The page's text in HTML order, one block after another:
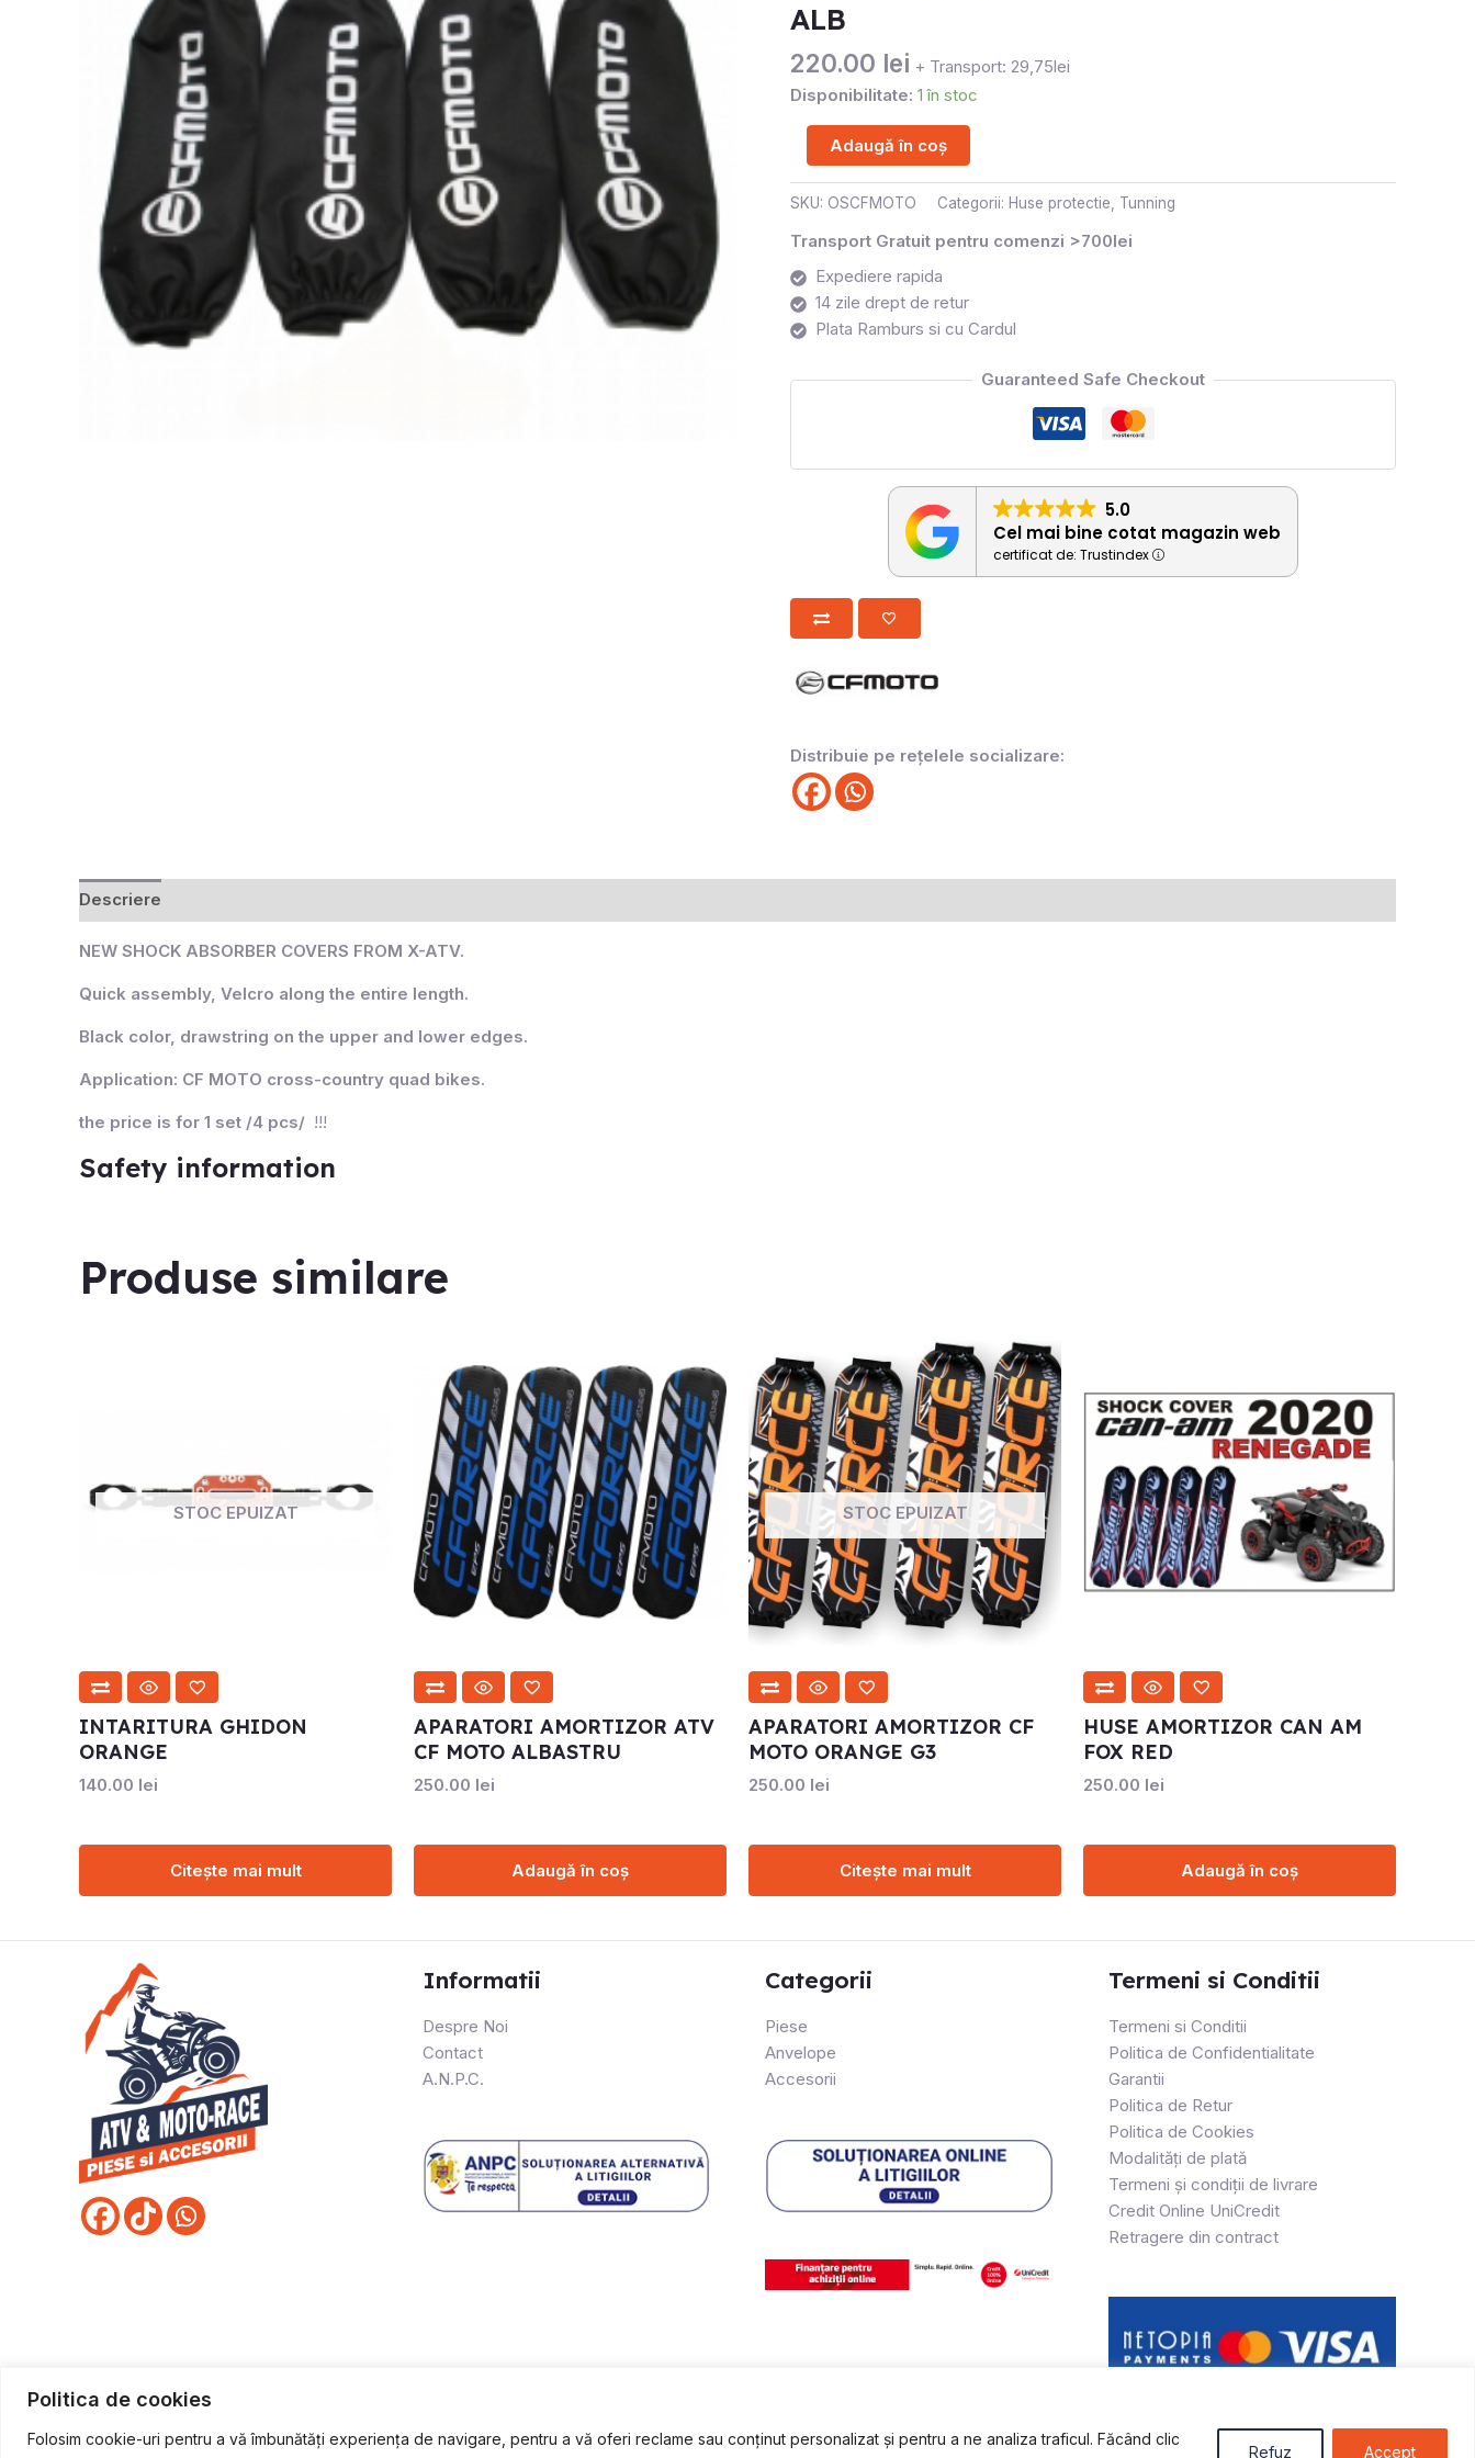
Politica de cookies
Folosim cookie-uri pentru a vă îmbunătăți experiența de navigare, pentru a vă oferi reclame sau conținut personalizat și pentru a ne analiza traficul. Făcând clic
Refuz Accept
ALB
220.00 lei + Transport: 29,75lei
Disponibilitate: 1 în stoc
MOTO
Adaugă în coș
SKU: OSCFMOTO Categorii: Huse protectie, Tunning
Transport Gratuit pentru comenzi >700lei
Expediere rapida
14 zile drept de retur
Plata Ramburs si cu Cardul
Guaranteed Safe Checkout
5.0
Cel mai bine cotat magazin web
certificat de: Trustindex
Distribuie pe rețelele socializare:
Descriere
NEW SHOCK ABSORBER COVERS FROM X-ATV.
Quick assembly, Velcro along the entire length.
Black color, drawstring on the upper and lower edges.
Application: CF MOTO cross-country quad bikes.
the price is for 1 set /4 pcs/ !!!
Safety information
Produse similare
STOC EPUIZAT
INTARITURA GHIDON
ORANGE
140.00 lei
Citește mai mult
APARATORI AMORTIZOR ATV
CF MOTO ALBASTRU
250.00 lei
Adaugă în coș
STOC EPUIZAT
APARATORI AMORTIZOR CF
MOTO ORANGE G3
250.00 lei
Citește mai mult
HUSE AMORTIZOR CAN AM
FOX RED
250.00 lei
Adaugă în coș
Informatii
Despre Noi
Contact
A.N.P.C.
Categorii
Piese
Anvelope
Accesorii
Termeni si Conditii
Termeni si Conditii
Politica de Confidentialitate
Garantii
Politica de Retur
Politica de Cookies
Modalități de plată
Termeni și condiții de livrare
Credit Online UniCredit
Retragere din contract